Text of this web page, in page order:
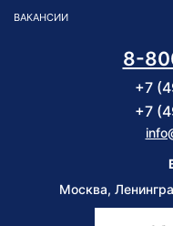
ВАКАНСИИ
8-
+7
+7
Москва,